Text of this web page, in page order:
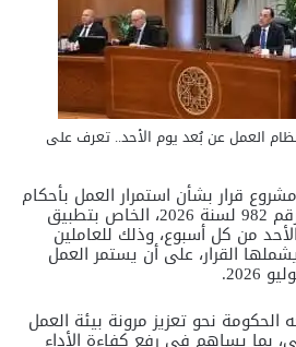
العمل عن بُعد يوم الأحد.. تعرف على
قرار بشأن استمرار العمل بأحكام
قرار رئيس مجلس الوزراء رقم 982 لسنة 2026، الخاص بتطبيق
من كل أسبوع، وذلك للعاملين
القرار، على أن يستمر العمل
الحكومة نحو تعزيز مرونة بيئة العمل
بما يساهم في رفع كفاءة الأداء